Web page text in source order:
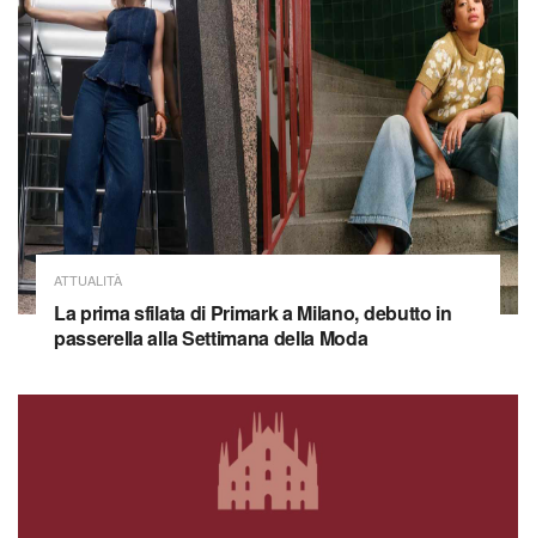
ATTUALITÀ
La prima sfilata di Primark a Milano, debutto in
passerella alla Settimana della Moda